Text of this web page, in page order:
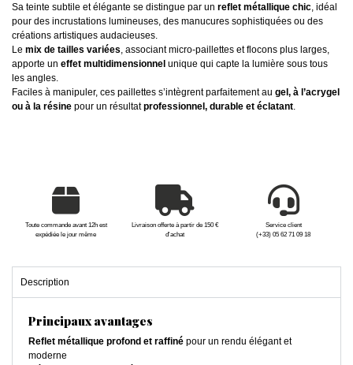
Sa teinte subtile et élégante se distingue par un reflet métallique chic, idéal
pour des incrustations lumineuses, des manucures sophistiquées ou des
créations artistiques audacieuses.
Le mix de tailles variées, associant micro-paillettes et flocons plus larges,
apporte un effet multidimensionnel unique qui capte la lumière sous tous
les angles.
Faciles à manipuler, ces paillettes s’intègrent parfaitement au gel, à l’acrygel
ou à la résine pour un résultatprofessionnel, durable et éclatant.
Toute commande avant 12h est
expédiée le jour même
Livraison offerte à partir de 150 €
d'achat
Service client
(+33) 05 62 71 09 18
Description
Principaux avantages
Reflet métallique profond et raffiné pour un rendu élégant et
moderne